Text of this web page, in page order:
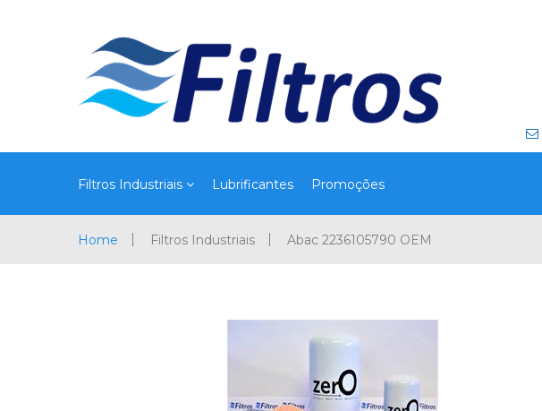

Filtros Industriais Lubrificantes Promoções
Home Filtros Industriais Abac 2236105790 OEM